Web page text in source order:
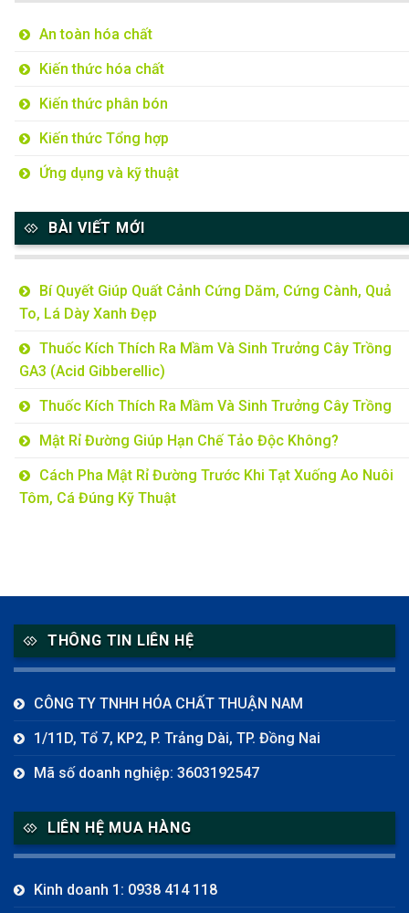
An toàn hóa chất
Kiến thức hóa chất
Kiến thức phân bón
Kiến thức Tổng hợp
Ứng dụng và kỹ thuật
BÀI VIẾT MỚI
Bí Quyết Giúp Quất Cảnh Cứng Dăm, Cứng Cành, Quả
To, Lá Dày Xanh Đẹp
Thuốc Kích Thích Ra Mầm Và Sinh Trưởng Cây Trồng
GA3 (Acid Gibberellic)
Thuốc Kích Thích Ra Mầm Và Sinh Trưởng Cây Trồng
Mật Rỉ Đường Giúp Hạn Chế Tảo Độc Không?
Cách Pha Mật Rỉ Đường Trước Khi Tạt Xuống Ao Nuôi
Tôm, Cá Đúng Kỹ Thuật
THÔNG TIN LIÊN HỆ
CÔNG TY TNHH HÓA CHẤT THUẬN NAM
1/11D, Tổ 7, KP2, P. Trảng Dài, TP. Đồng Nai
Mã số doanh nghiệp: 3603192547
LIÊN HỆ MUA HÀNG
Kinh doanh 1: 0938 414 118